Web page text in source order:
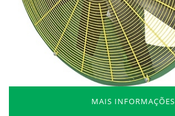
MAIS INFORMAÇÕES